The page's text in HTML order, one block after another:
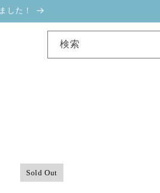
した！
検索
Sold Out